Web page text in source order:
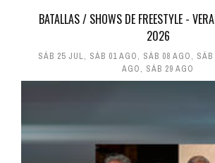
BATALLAS / SHOWS DE FREESTYLE -
2026
SÁB 25 JUL, SÁB 01 AGO, SÁB 08 AGO, SÁB
AGO, SÁB 29 AGO